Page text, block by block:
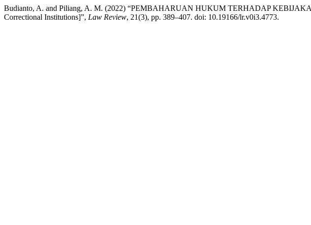
Budianto, A. and Piliang, A. M. (2022) “PEMBAHARUAN HUKUM TERHADAP
Correctional Institutions]”, Law Review, 21(3), pp. 389–407. doi: 10.19166/lr.v0i3.4773.